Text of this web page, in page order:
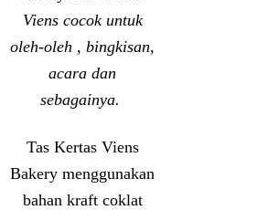
Viens cocok untuk
oleh-oleh , bingkisan,
acara dan
sebagainya.
Tas Kertas Viens
Bakery menggunakan
bahan kraft coklat